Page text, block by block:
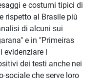
e costumi tipici di
rispetto al Brasile più
di alcuni sui
e in "Primeiras
evidenziare i
dei testi anche nei
sociale che serve loro